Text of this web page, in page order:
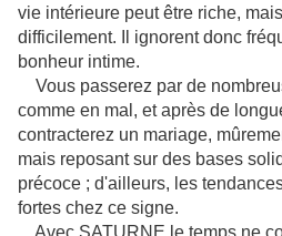
vie intérieure peut être riche,
difficilement. Il ignorent donc
bonheur intime.
Vous passerez par de
comme en mal, et après de
contracterez un mariage,
mais reposant sur des bases
précoce ; d'ailleurs, les
fortes chez ce signe.